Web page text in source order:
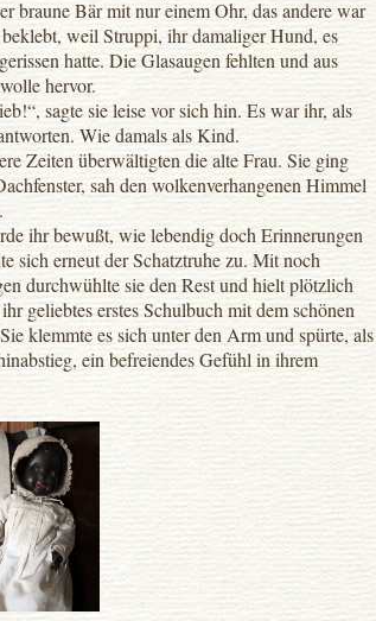
braune Bär mit nur einem Ohr, das andere war
weil Struppi, ihr damaliger Hund, es
hatte. Die Glasaugen fehlten und aus
hervor.
sagte sie leise vor sich hin. Es war ihr, als
Wie damals als Kind.
Zeiten überwältigten die alte Frau. Sie ging
sah den wolkenverhangenen Himmel
ihr bewußt, wie lebendig doch Erinnerungen
sich erneut der Schatztruhe zu. Mit noch
durchwühlte sie den Rest und hielt plötzlich
geliebtes erstes Schulbuch mit dem schönen
klemmte es sich unter den Arm und spürte, als
ein befreiendes Gefühl in ihrem